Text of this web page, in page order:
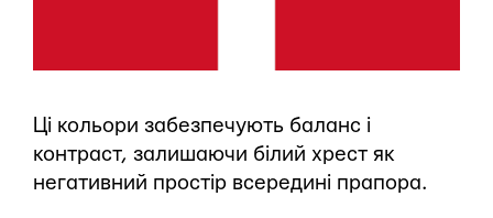
Ці кольори забезпечують баланс і
контраст, залишаючи білий хрест як
негативний простір всередині прапора.